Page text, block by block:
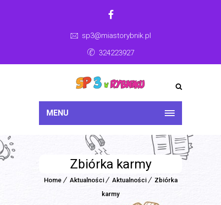
sp3@miastorybnik.pl
324223927
MENU
Zbiórka karmy
Home Aktualności Aktualności
Zbiórka
karmy